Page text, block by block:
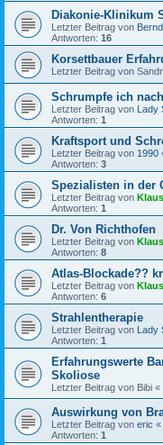
Diakonie-Klinikum
Letzter Beitrag von Bernd
Antworten: 16
Korsettbauer
Letzter Beitrag von
Schrumpfe ich
Letzter Beitrag von Lady
Antworten: 1
Kraftsport und
Letzter Beitrag von 1990
Antworten: 3
Spezialisten in der
Letzter Beitrag von Klaus
Antworten: 1
Dr. Von Richthofen
Letzter Beitrag von Klaus
Antworten: 8
Atlas-Blockade??
Letzter Beitrag von Klaus
Antworten: 6
Strahlentherapie
Letzter Beitrag von Lady
Antworten: 1
Erfahrungswerte
Skoliose
Letzter Beitrag von Bibi «
Auswirkung von
Letzter Beitrag von eric «
Antworten: 1